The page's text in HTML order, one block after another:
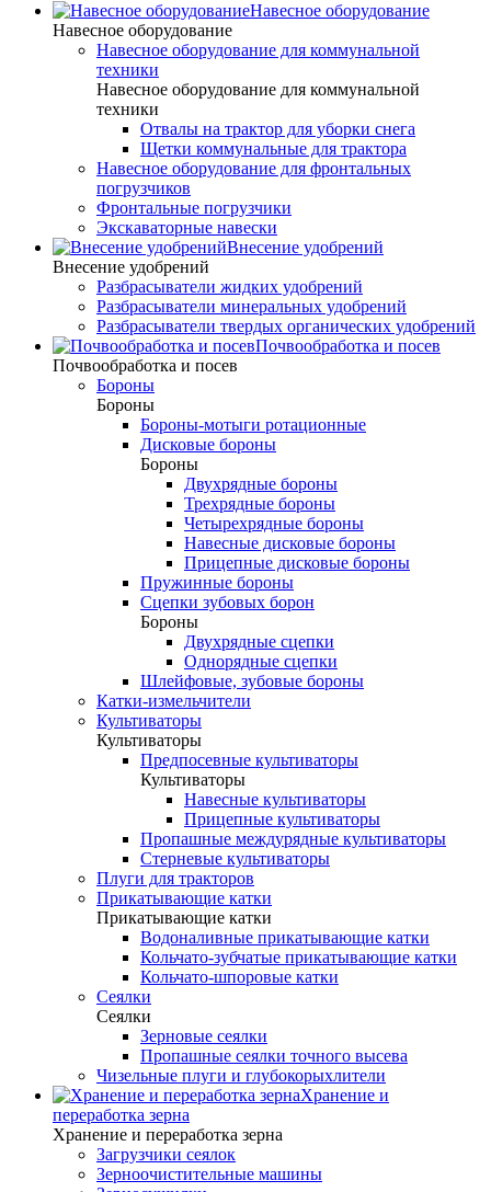
Навесное оборудование
Навесное оборудование
Навесное оборудование для коммунальной
техники
Навесное оборудование для коммунальной
техники
Отвалы на трактор для уборки снега
Щетки коммунальные для трактора
Навесное оборудование для фронтальных
погрузчиков
Фронтальные погрузчики
Экскаваторные навески
Внесение удобрений
Внесение удобрений
Разбрасыватели жидких удобрений
Разбрасыватели минеральных удобрений
Разбрасыватели твердых органических удобрений
Почвообработка и посев
Почвообработка и посев
Бороны
Бороны
Бороны-мотыги ротационные
Дисковые бороны
Бороны
Двухрядные бороны
Трехрядные бороны
Четырехрядные бороны
Навесные дисковые бороны
Прицепные дисковые бороны
Пружинные бороны
Сцепки зубовых борон
Бороны
Двухрядные сцепки
Однорядные сцепки
Шлейфовые, зубовые бороны
Катки-измельчители
Культиваторы
Культиваторы
Предпосевные культиваторы
Культиваторы
Навесные культиваторы
Прицепные культиваторы
Пропашные междурядные культиваторы
Стерневые культиваторы
Плуги для тракторов
Прикатывающие катки
Прикатывающие катки
Водоналивные прикатывающие катки
Кольчато-зубчатые прикатывающие катки
Кольчато-шпоровые катки
Сеялки
Сеялки
Зерновые сеялки
Пропашные сеялки точного высева
Чизельные плуги и глубокорыхлители
Хранение и
переработка зерна
Хранение и переработка зерна
Загрузчики сеялок
Зерноочистительные машины